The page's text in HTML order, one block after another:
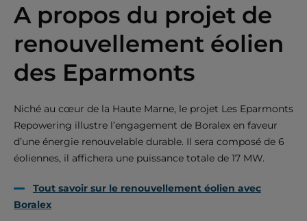
A propos du projet de
renouvellement éolien
des Eparmonts
Niché au cœur de la Haute Marne, le projet Les Eparmonts
Repowering illustre l’engagement de Boralex en faveur
d’une énergie renouvelable durable. Il sera composé de 6
éoliennes, il affichera une puissance totale de 17 MW.
Tout savoir sur le renouvellement éolien avec
Boralex